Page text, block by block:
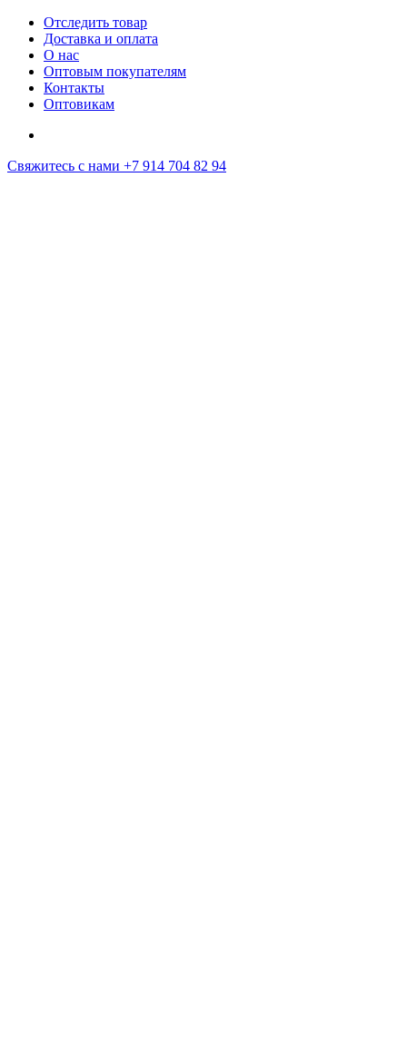
Отследить товар
Доставка и оплата
О нас
Оптовым покупателям
Контакты
Оптовикам
Свяжитесь с нами +7 914 704 82 94